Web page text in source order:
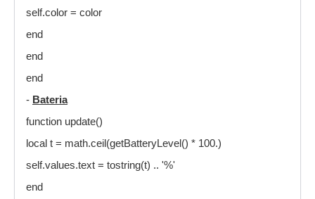
self.color = color
end
end
end
- Bateria
function update()
local t = math.ceil(getBatteryLevel() * 100.)
self.values.text = tostring(t) .. '%'
end